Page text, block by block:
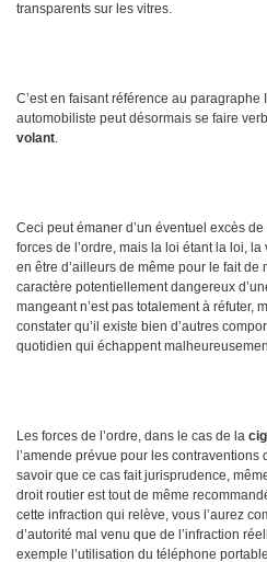
transparents sur les vitres.
C’est en faisant référence au paragraphe
automobiliste peut désormais se faire
volant.
Ceci peut émaner d’un éventuel excès
forces de l’ordre, mais la loi étant la loi,
en être d’ailleurs de même pour le fait
caractère potentiellement dangereux
mangeant n’est pas totalement à réfuter,
constater qu’il existe bien d’autres
quotidien qui échappent
Les forces de l’ordre, dans le cas de la
l’amende prévue pour les
savoir que ce cas fait jurisprudence,
droit routier est tout de même
cette infraction qui relève, vous l’aurez
d’autorité mal venu que de l’infraction
exemple l’utilisation du téléphone